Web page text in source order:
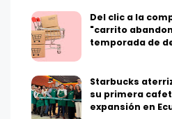
Del clic a la
"carrito
temporada de
Starbucks
su primera
expansión en